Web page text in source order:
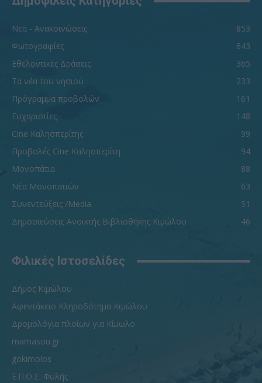
Νεα - Ανακοινώσεις
853
Φωτογραφίες
643
Εθελοντικές Δράσεις
365
Τα νέα του νησιού
233
Πρόγραμμα προβολών
161
Ευχαριστίες
148
Cine Καλησπερίτης
99
Προβολές Cine Καλησπερίτη
94
Μονοπάτια
88
Νέα Μονοπατιών
63
Συνεντεύξεις /Media
51
Δημοσιεύσεις Ανοικτής Βιβλιοθήκης Κιμώλου
46
Φιλικές Ιστοσελίδες
Δήμος Κιμώλου
Αφεντάκειο Κληροδότημα Κιμώλου
Δρομολόγια πλοίων για Κίμωλο
mamasou.gr
gokimolos
Ε.Π.Ο.Σ. Φυλής